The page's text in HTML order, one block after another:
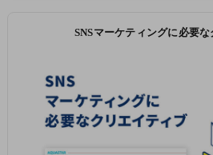
SNSマーケティングに必要